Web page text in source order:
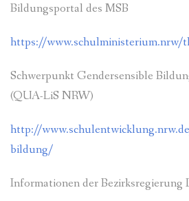
Bildungsportal des MSB
https://
Schwerpunkt Gendersensible
(QUA-LiS NRW)
http://
bildung/
Informationen der Bezirksregierung